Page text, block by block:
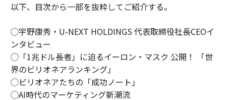
以下、目次から一部を抜粋してご紹介する。
◯宇野康秀・U-NEXT HOLDINGS 代表取締役社長CEOイ
ンタビュー
◯「1兆ドル長者」に迫るイーロン・マスク 公開！ 「世
界のビリオネアランキング」
◯ビリオネアたちの「成功ノート」
◯AI時代のマーケティング新潮流